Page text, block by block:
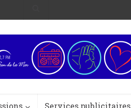
Services publicitaires